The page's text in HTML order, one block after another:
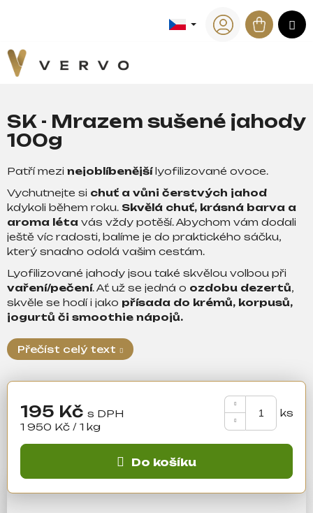
Přihlášení
SK - Mrazem sušené jahody
100g
Patří mezi nejoblíbenějšílyofilizované ovoce.
Vychutnejte si chuť a vůni čerstvých jahod
kdykoli během roku. Skvělá chuť, krásná barva a
aroma léta vás vždy potěší. Abychom vám dodali
ještě víc radosti, balíme je do praktického sáčku,
který snadno odolá vašim cestám.
Lyofilizované jahody jsou také skvělou volbou při
vaření/pečení. Ať už se jedná o ozdobu dezertů,
skvěle se hodí i jako přísada do krémů, korpusů,
jogurtů či smoothie nápojů.
Přečíst celý text
195 Kč
Měrná
1 950 Kč / 1 kg
Do košíku
C
p
o
t
ř
e
b
u
j
e
t
e
n
a
j
í
Hledat